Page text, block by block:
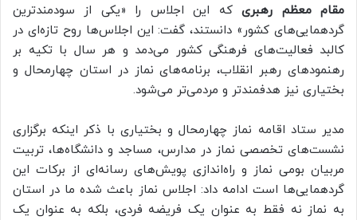
مقام معظم رهبریکه این اجلاس را «یکی از سودمندترین
گردهمایی‌های کشور» دانستند، گفت: این اجلاس‌ها روح تازه‌ای در
کالبد فعالیت‌های فرهنگی کشور می‌دمد و هر سال با تکیه بر
رهنمودهای رهبر انقلاب، برنامه‌های نماز در استان چهارمحال و
بختیاری نیز هدفمندتر و مردمی‌تر می‌شود.
مدیر ستاد اقامه نماز چهارمحال و بختیاری با ذکر اینکه برگزاری
نشست‌های تخصصی نماز در مدارس، مساجد و دانشگاه‌ها، تربیت
مربیان بومی نماز و راه‌اندازی پویش‌های رسانه‌ای از برکات این
گردهمایی‌ها است ادامه داد: اجلاس نماز باعث شده ما در استان
به نماز نه فقط به عنوان یک فریضه فردی، بلکه به عنوان یک